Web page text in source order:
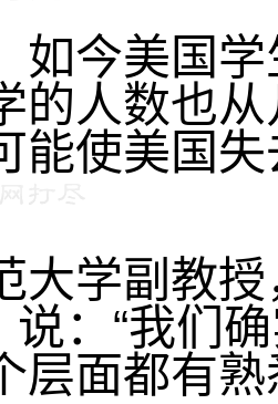
如今美国
的人数也
能使美国
大学副教
说：“我们
层面都有